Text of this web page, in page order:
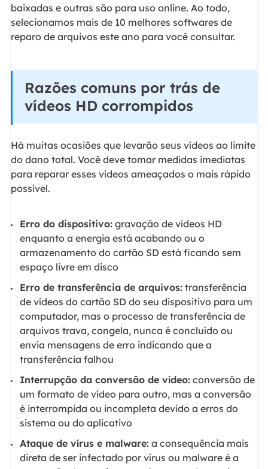
baixadas e outras são para uso online. Ao todo,
selecionamos mais de 10 melhores softwares de
reparo de arquivos este ano para você consultar.
Razões comuns por trás de
vídeos HD corrompidos
Há muitas ocasiões que levarão seus vídeos ao limite
do dano total. Você deve tomar medidas imediatas
para reparar esses vídeos ameaçados o mais rápido
possível.
Erro do dispositivo:gravação de vídeos HD
enquanto a energia está acabando ou o
armazenamento do cartão SD está ficando sem
espaço livre em disco
Erro de transferência de arquivos:transferência
de vídeos do cartão SD do seu dispositivo para um
computador, mas o processo de transferência de
arquivos trava, congela, nunca é concluído ou
envia mensagens de erro indicando que a
transferência falhou
Interrupção da conversão de vídeo:conversão de
um formato de vídeo para outro, mas a conversão
é interrompida ou incompleta devido a erros do
sistema ou do aplicativo
Ataque de vírus e malware:a consequência mais
direta de ser infectado por vírus ou malware é a